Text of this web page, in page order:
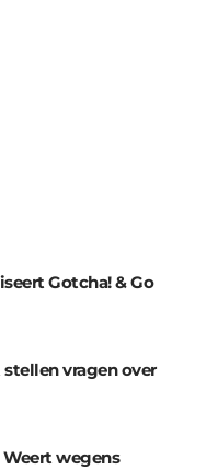
Gotcha! & Go
stellen vragen over
wegens